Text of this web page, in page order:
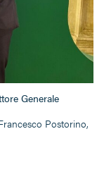
Generale
Postorino,